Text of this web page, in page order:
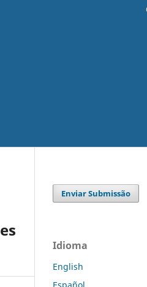
Enviar Submissão
Idioma
English